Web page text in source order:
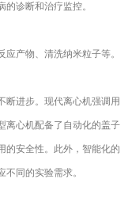
诊断和治疗监控。
产物、清洗纳米粒子等。
进步。现代离心机强调用
离心机配备了自动化的盖子
的安全性。此外，智能化的
同的实验需求。